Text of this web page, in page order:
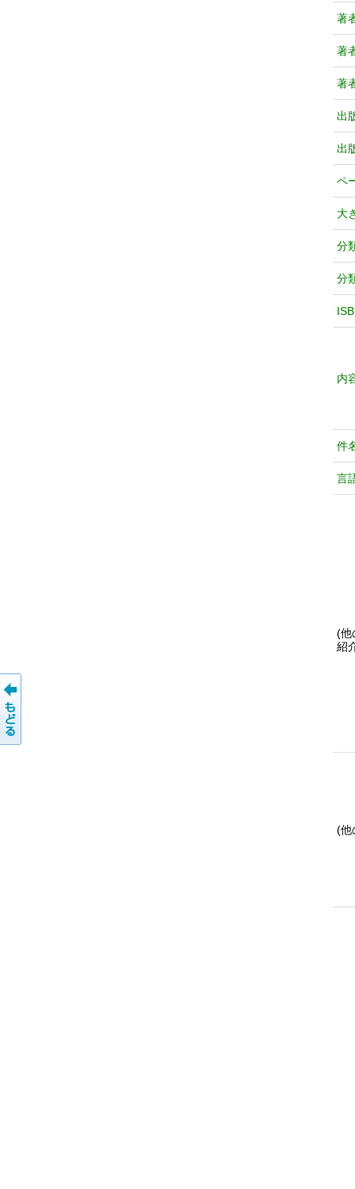
著
著
著
出
出
ペ
大
分
分
内
件
言
(他
紹
(他